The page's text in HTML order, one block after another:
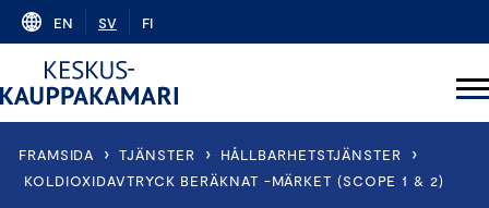
Skip
content
EN SV FI
FRAMSIDA › TJÄNSTER › HÅLLBARHETSTJÄNSTER ›
KOLDIOXIDAVTRYCK BERÄKNAT -MÄRKET (SCOPE 1 & 2)